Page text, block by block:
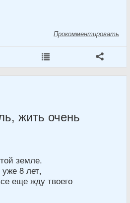
Прокомментировать
жить очень
земле.
8 лет,
еще жду твоего